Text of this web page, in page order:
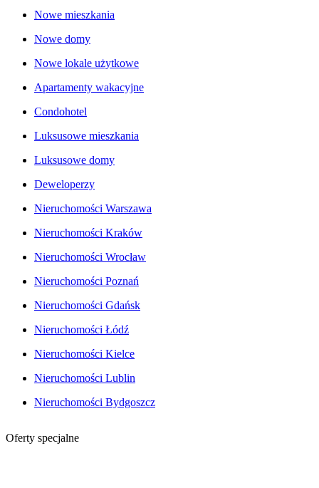
Nowe mieszkania
Nowe domy
Nowe lokale użytkowe
Apartamenty wakacyjne
Condohotel
Luksusowe mieszkania
Luksusowe domy
Deweloperzy
Nieruchomości Warszawa
Nieruchomości Kraków
Nieruchomości Wrocław
Nieruchomości Poznań
Nieruchomości Gdańsk
Nieruchomości Łódź
Nieruchomości Kielce
Nieruchomości Lublin
Nieruchomości Bydgoszcz
Oferty specjalne